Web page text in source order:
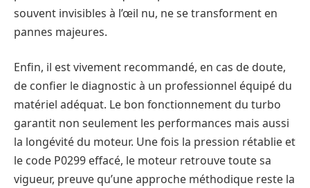
souvent invisibles à l’œil nu, ne se transforment en
pannes majeures.
Enfin, il est vivement recommandé, en cas de doute,
de confier le diagnostic à un professionnel équipé du
matériel adéquat. Le bon fonctionnement du turbo
garantit non seulement les performances mais aussi
la longévité du moteur. Une fois la pression rétablie et
le code P0299 effacé, le moteur retrouve toute sa
vigueur, preuve qu’une approche méthodique reste la